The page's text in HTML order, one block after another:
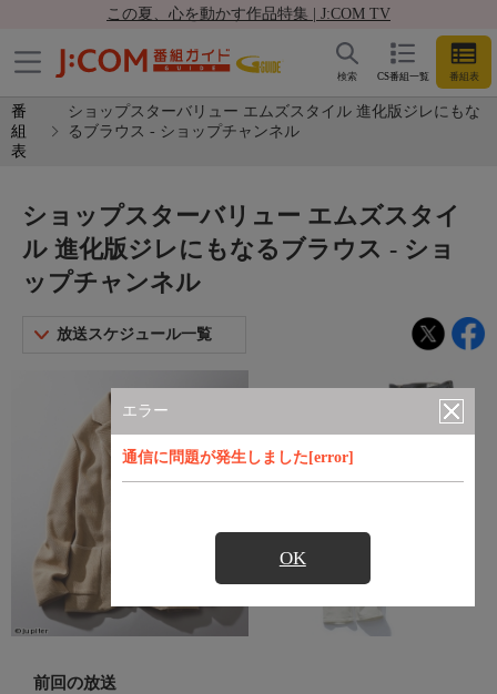
この夏、心を動かす作品特集 | J:COM TV
CS番組一覧 番組表
検索
番
組
表
ショップスターバリュー エムズスタイル 進化版ジレにもな
るブラウス - ショップチャンネル
エラー
通信に問題が発生しました[error]
OK
ショップスターバリュー エムズスタイ
ル 進化版ジレにもなるブラウス - ショ
ップチャンネル
放送スケジュール一覧
前回の放送